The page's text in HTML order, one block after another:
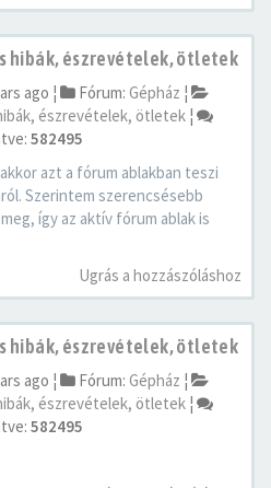
hibák, észrevételek, ötletek
ago ¦ Fórum: Gépház ¦
észrevételek, ötletek ¦
582495
azt a fórum ablakban teszi
Szerintem szerencsésebb
így az aktív fórum ablak is
Ugrás a hozzászóláshoz
hibák, észrevételek, ötletek
ago ¦ Fórum: Gépház ¦
észrevételek, ötletek ¦
582495